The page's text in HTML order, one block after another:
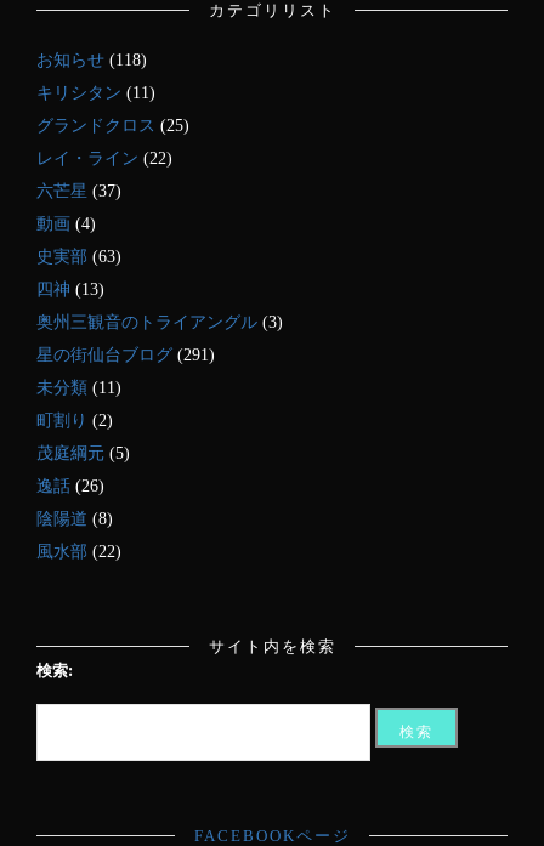
カテゴリリスト
お知らせ (118)
キリシタン (11)
グランドクロス (25)
レイ・ライン (22)
六芒星 (37)
動画 (4)
史実部 (63)
四神 (13)
奥州三観音のトライアングル (3)
星の街仙台ブログ (291)
未分類 (11)
町割り (2)
茂庭綱元 (5)
逸話 (26)
陰陽道 (8)
風水部 (22)
サイト内を検索
検索:
FACEBOOKページ